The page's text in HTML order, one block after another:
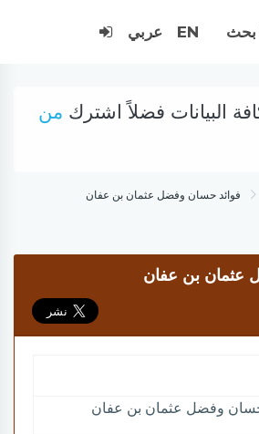
بحث EN عربي
البيانات فضلاً اشترك من
فوائد حسان وفضل عثمان بن عفان
عثمان بن عفان
حسان وفضل عثمان بن عفان